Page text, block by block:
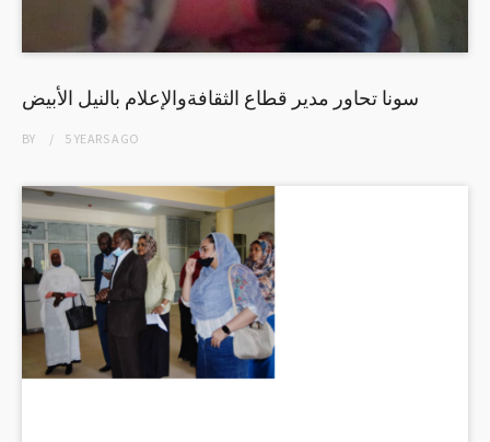
سونا تحاور مدير قطاع الثقافةوالإعلام بالنيل الأبيض
BY 5 YEARSAGO